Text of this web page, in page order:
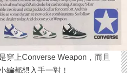
穿上Converse Weapon，而且
編都想入手一對！